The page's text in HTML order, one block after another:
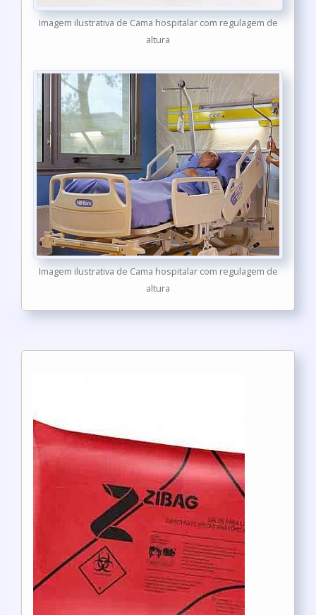
Imagem ilustrativa de Cama hospitalar com regulagem de
altura
Imagem ilustrativa de Cama hospitalar com regulagem de
altura